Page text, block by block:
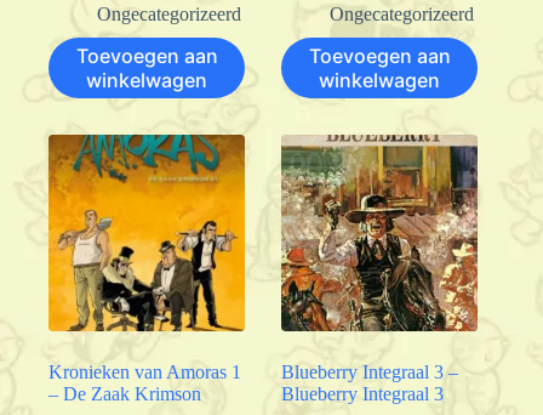
Ongecategorizeerd
Toevoegen aan
winkelwagen
Ongecategorizeerd
Toevoegen aan
winkelwagen
Kronieken van Amoras 1
– De Zaak Krimson
Blueberry Integraal 3 –
Blueberry Integraal 3